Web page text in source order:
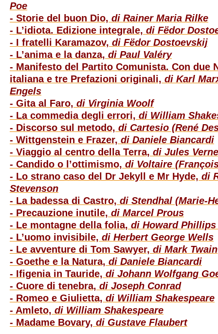
Poe
- Storie del buon Dio, di Rainer Maria Rilke
- L’idiota. Edizione integrale, di Fëdor
- I fratelli Karamazov, di Fëdor Dostoevskij
- L’anima e la danza, di Paul Valéry
- Manifesto del Partito Comunista. Con due
italiana e tre Prefazioni originali, di Karl
Engels
- Gita al Faro, di Virginia Woolf
- La commedia degli errori, di William
- Discorso sul metodo, di Cartesio (René
- Wittgenstein e Frazer, di Daniele Biancardi
- Viaggio al centro della Terra, di Jules Verne
- Candido o l’ottimismo, di Voltaire
- Lo strano caso del Dr Jekyll e Mr Hyde, di
Stevenson
- La badessa di Castro, di Stendhal (Marie-
- Precauzione inutile, di Marcel Prous
- Le montagne della folia, di Howard
- L’uomo invisibile, di Herbert George Wells
- Le avventure di Tom Sawyer, di Mark Twain
- Goethe e la Natura, di Daniele Biancardi
- Ifigenia in Tauride, di Johann Wolfgang
- Cuore di tenebra, di Joseph Conrad
- Romeo e Giulietta, di William Shakespeare
- Amleto, di William Shakespeare
- Madame Bovary, di Gustave Flaubert